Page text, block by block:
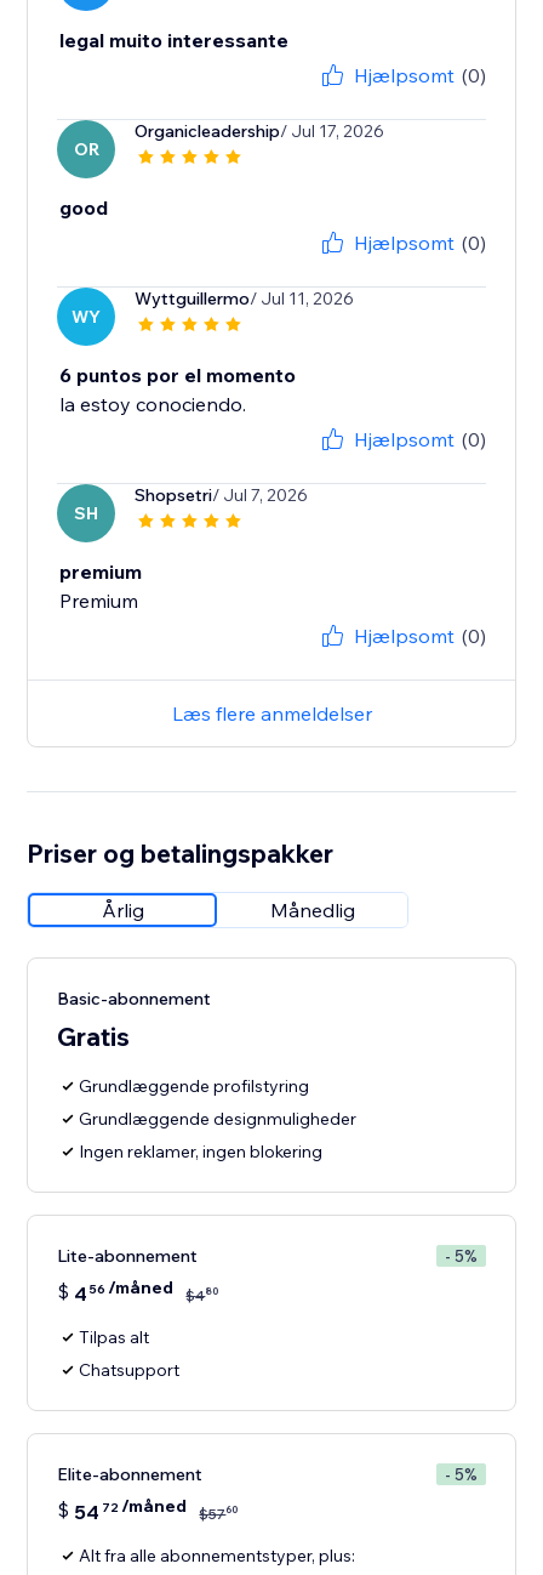
legal muito interessante
Hjælpsomt (0)
OR
Organicleadership/ Jul 17, 2026
good
Hjælpsomt (0)
WY
Wyttguillermo/ Jul 11, 2026
6 puntos por el momento
la estoy conociendo.
Hjælpsomt (0)
SH
Shopsetri/ Jul 7, 2026
premium
Premium
Hjælpsomt (0)
Læs flere anmeldelser
Priser og betalingspakker
Årlig Månedlig
Basic-abonnement
Gratis
Grundlæggende profilstyring
Grundlæggende designmuligheder
Ingen reklamer, ingen blokering
Lite-abonnement - 5%
$ 4 56 /måned $480
Tilpas alt
Chatsupport
Elite-abonnement - 5%
$ 54 72/måned $5760
Alt fra alle abonnementstyper, plus: